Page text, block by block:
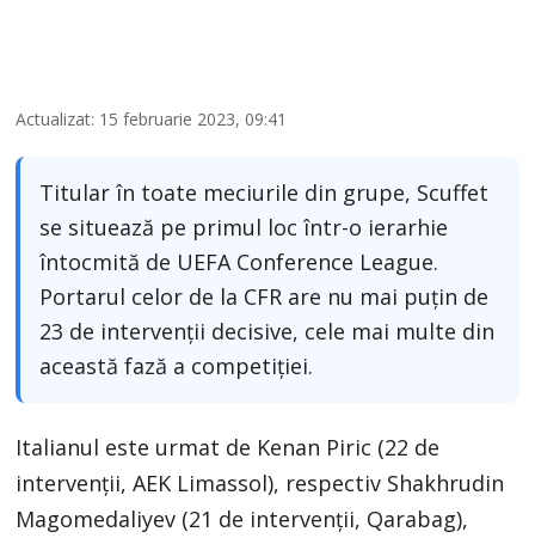
Actualizat: 15 februarie 2023, 09:41
Titular în toate meciurile din grupe, Scuffet
se situează pe primul loc într-o ierarhie
întocmită de UEFA Conference League.
Portarul celor de la CFR are nu mai puțin de
23 de intervenții decisive, cele mai multe din
această fază a competiției.
Italianul este urmat de Kenan Piric (22 de
intervenții, AEK Limassol), respectiv Shakhrudin
Magomedaliyev (21 de intervenții, Qarabag),